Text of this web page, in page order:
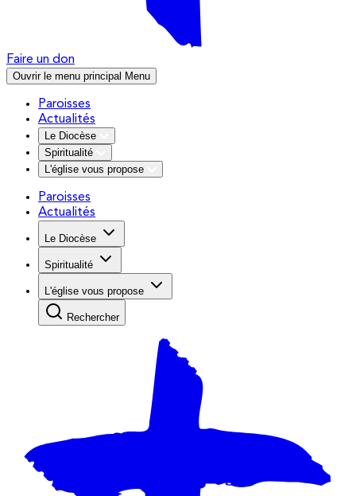
Faire un don
Ouvrir le menu principal Menu
Paroisses
Actualités
Le Diocèse
Spiritualité
L'église vous propose
Paroisses
Actualités
Le Diocèse
Spiritualité
L'église vous propose
Rechercher